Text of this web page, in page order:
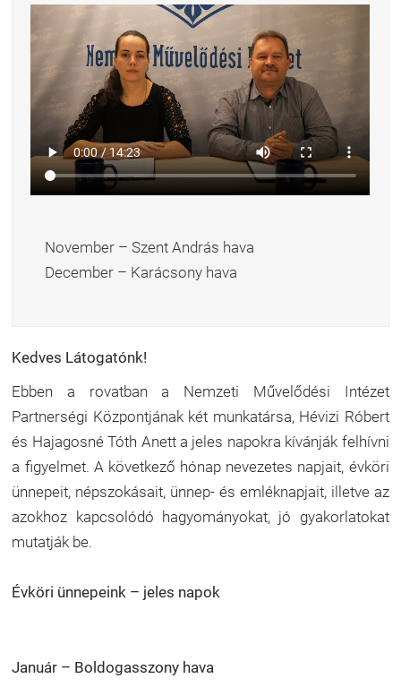
November – Szent András hava
December – Karácsony hava
Kedves Látogatónk!
Ebben a rovatban a Nemzeti Művelődési Intézet
Partnerségi Központjának két munkatársa, Hévizi Róbert
és Hajagosné Tóth Anett a jeles napokra kívánják felhívni
a figyelmet. A következő hónap nevezetes napjait, évköri
ünnepeit, népszokásait, ünnep- és emléknapjait, illetve az
azokhoz kapcsolódó hagyományokat, jó gyakorlatokat
mutatják be.
Évköri ünnepeink – jeles napok
Január – Boldogasszony hava